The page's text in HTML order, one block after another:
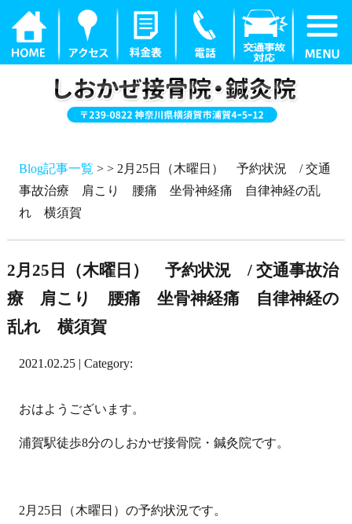
Blog記事一覧 > > 2月25日（木曜日） 予約状況 / 交通
事故治療 肩こり 腰痛 坐骨神経痛 自律神経の乱
れ 横須賀
2月25日（木曜日） 予約状況 / 交通事故治
療 肩こり 腰痛 坐骨神経痛 自律神経の
乱れ 横須賀
2021.02.25 | Category:
おはようございます。
浦賀駅徒歩8分のしおかぜ接骨院・鍼灸院です。
2月25日（木曜日）の予約状況です。